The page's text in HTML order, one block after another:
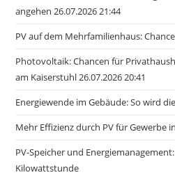
angehen 26.07.2026 21:44
PV auf dem Mehrfamilienhaus:
Photovoltaik: Chancen für
am Kaiserstuhl 26.07.2026 20:41
Energiewende im Gebäude: So wird
Mehr Effizienz durch PV für Gewerbe
PV-Speicher und
Kilowattstunde